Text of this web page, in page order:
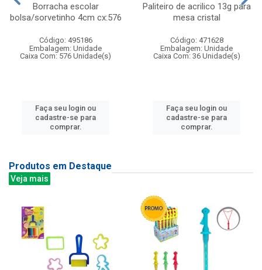
Borracha escolar
bolsa/sorvetinho 4cm cx:576
Código: 495186
Embalagem: Unidade
Caixa Com: 576 Unidade(s)
Faça seu login ou
cadastre-se para
comprar.
Paliteiro de acrilico 13g para
mesa cristal
Código: 471628
Embalagem: Unidade
Caixa Com: 36 Unidade(s)
Faça seu login ou
cadastre-se para
comprar.
Produtos em Destaque
Veja mais